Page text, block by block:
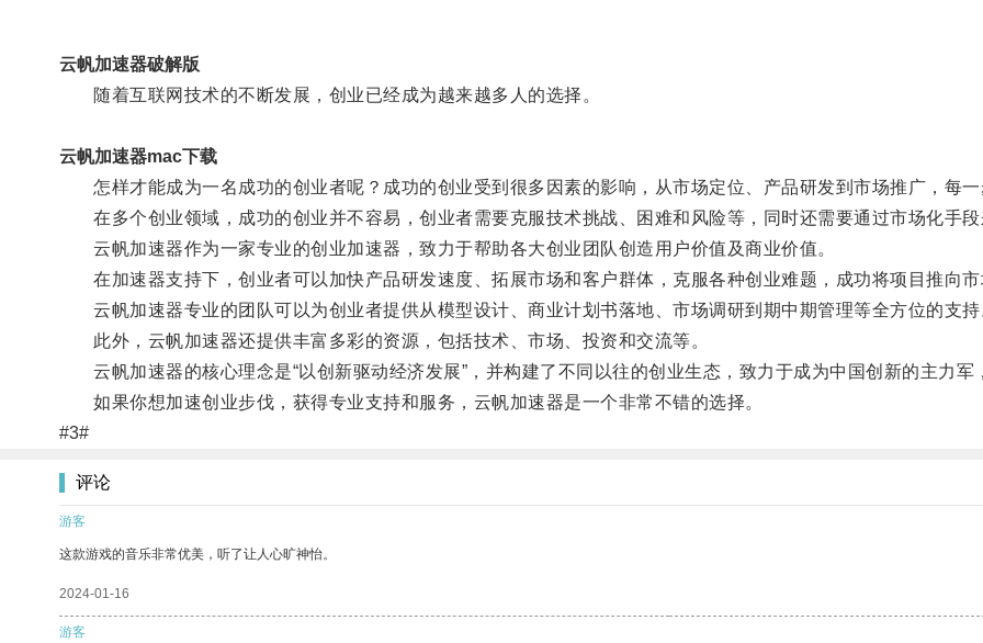
云帆加速器破解版
随着互联网技术的不断发展，创业已经成为越来越多人的选择。
云帆加速器mac下载
怎样才能成为一名成功的创业者呢？成功的创业受到很多因素的影响，从市场定位、产品研发到市场推广，每一
在多个创业领域，成功的创业并不容易，创业者需要克服技术挑战、困难和风险等，同时还需要通过市场化手段
云帆加速器作为一家专业的创业加速器，致力于帮助各大创业团队创造用户价值及商业价值。
在加速器支持下，创业者可以加快产品研发速度、拓展市场和客户群体，克服各种创业难题，成功将项目推向市
云帆加速器专业的团队可以为创业者提供从模型设计、商业计划书落地、市场调研到期中期管理等全方位的支持
此外，云帆加速器还提供丰富多彩的资源，包括技术、市场、投资和交流等。
云帆加速器的核心理念是“以创新驱动经济发展”，并构建了不同以往的创业生态，致力于成为中国创新的主力军
如果你想加速创业步伐，获得专业支持和服务，云帆加速器是一个非常不错的选择。
#3#
评论
游客
这款游戏的音乐非常优美，听了让人心旷神怡。
2024-01-16
游客